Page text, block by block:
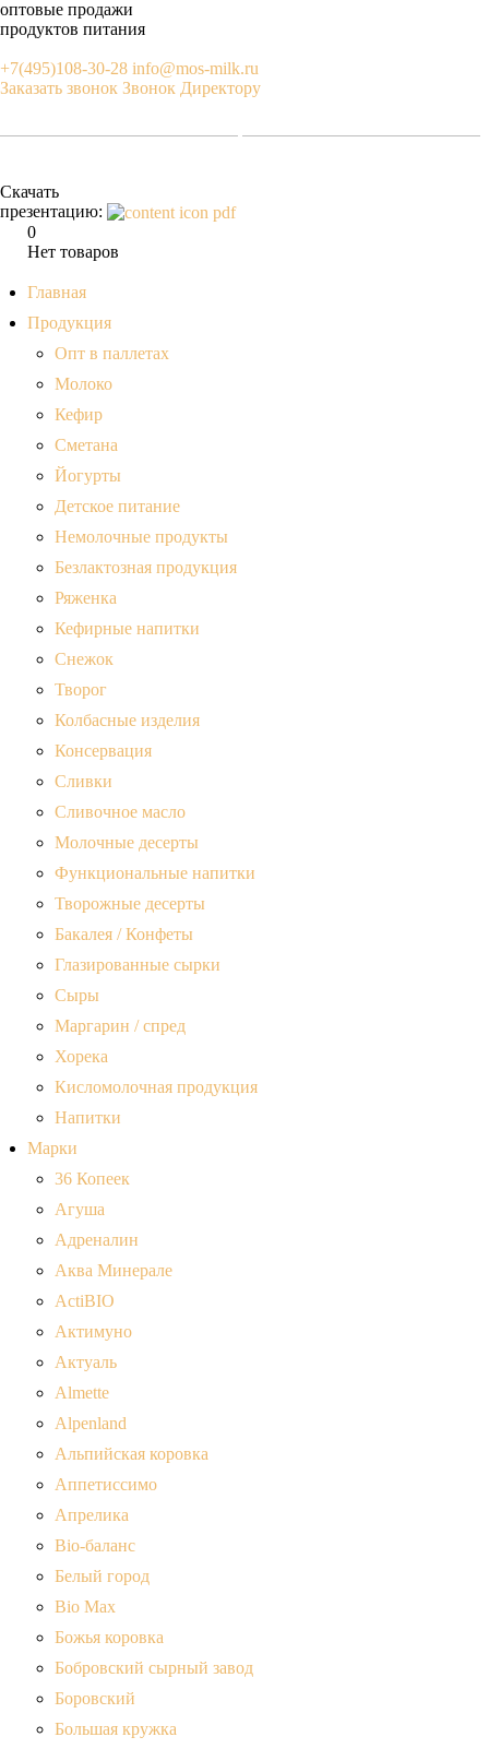
оптовые продажи
продуктов питания
+7(495)108-30-28 info@mos-milk.ru
Заказать звонок Звонок Директору
Скачать
презентацию:
0
Нет товаров
Главная
Продукция
Опт в паллетах
Молоко
Кефир
Сметана
Йогурты
Детское питание
Немолочные продукты
Безлактозная продукция
Ряженка
Кефирные напитки
Снежок
Творог
Колбасные изделия
Консервация
Сливки
Сливочное масло
Молочные десерты
Функциональные напитки
Творожные десерты
Бакалея / Конфеты
Глазированные сырки
Сыры
Маргарин / спред
Хорека
Кисломолочная продукция
Напитки
Марки
36 Копеек
Агуша
Адреналин
Аква Минерале
ActiBIO
Актимуно
Актуаль
Almette
Alpenland
Альпийская коровка
Аппетиссимо
Апрелика
Bio-баланс
Белый город
Bio Max
Божья коровка
Бобровский сырный завод
Боровский
Большая кружка